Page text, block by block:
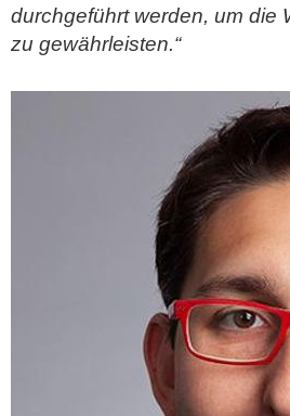
durchgeführt werden, um die
zu gewährleisten.“